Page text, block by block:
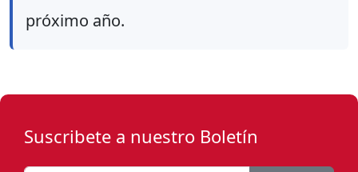
próximo año.
Suscribete a nuestro Boletín